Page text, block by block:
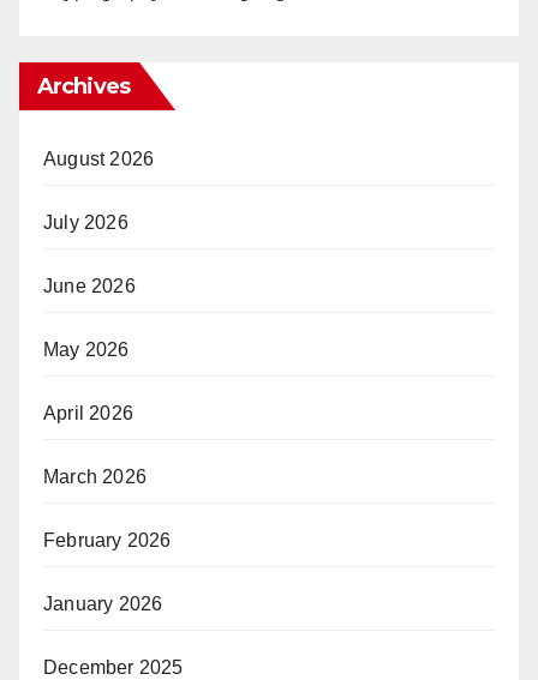
Archives
August 2026
July 2026
June 2026
May 2026
April 2026
March 2026
February 2026
January 2026
December 2025